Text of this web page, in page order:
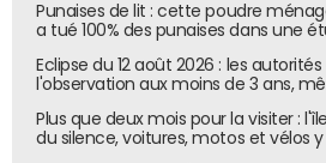
Punaises de lit : cette poudre
a tué 100% des punaises dans une
Eclipse du 12 août 2026 : les
l'observation aux moins de 3 ans,
Plus que deux mois pour la visiter :
du silence, voitures, motos et vélos